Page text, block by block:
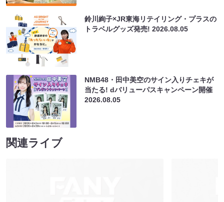
鈴川絢子×JR東海リテイリング・プラスの
トラベルグッズ発売!2026.08.05
NMB48・田中美空のサイン入りチェキが
当たる! dバリューパスキャンペーン開催
2026.08.05
関連ライブ